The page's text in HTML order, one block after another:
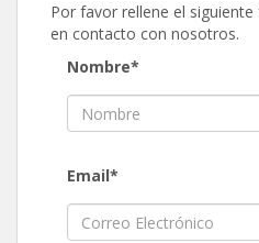
Por favor rellene el
en contacto con nosotros.
Nombre*
Email*